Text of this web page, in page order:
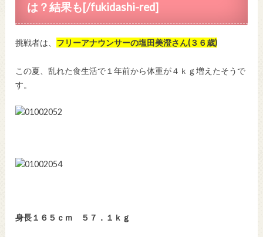
は？結果も[/fukidashi-red]
挑戦者は、 フリーアナウンサーの塩田美澄さん(３６歳)
この夏、乱れた食生活で１年前から体重が４ｋｇ増えたそうで
す。
身長１６５ｃｍ ５７．１ｋｇ